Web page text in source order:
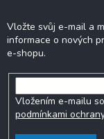
Vložte svůj e-mail a
informace o nových
e-shopu.
Vložením e-mailu
podmínkami